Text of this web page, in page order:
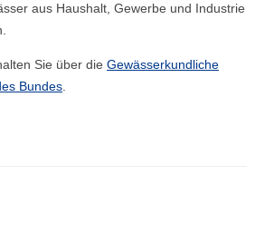
aus Haushalt, Gewerbe und Industrie
Sie über die Gewässerkundliche
Bundes